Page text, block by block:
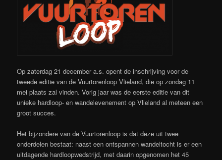
Op zaterdag 21 december a.s. opent de inschrijving voor de
tweede editie van de Vuurtorenloop Vlieland, die op zondag 11
mei plaats zal vinden. Vorig jaar was de eerste editie van dit
unieke hardloop- en wandelevenement op Vlieland al meteen een
groot succes.
Het bijzondere van de Vuurtorenloop is dat deze uit twee
onderdelen bestaat: naast een ontspannen wandeltocht is er een
uitdagende hardloopwedstrijd, met daarin opgenomen het 45